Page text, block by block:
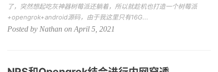
了，突然想起吃灰神器树莓派还躺着，所以就趁机也打造一个树莓派
+opengrok+android源码，由于我这里只有16G...
Posted by Nathan on April 5, 2021